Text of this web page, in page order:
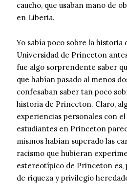
caucho, que usaban mano de
en Liberia.
Yo sabía poco sobre la historia
Universidad de Princeton
fue algo sorprendente saber
que habían pasado al menos
confesaban saber tan poco
historia de Princeton. Claro,
experiencias personales con
estudiantes en Princeton
mismos habían superado las
racismo que hubieran
estereotípico de Princeton es,
de riqueza y privilegio